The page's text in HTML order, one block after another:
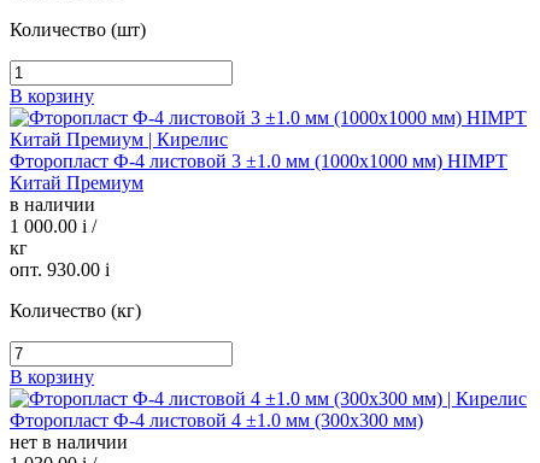
Количество (шт)
В корзину
Фторопласт Ф-4 листовой 3 ±1.0 мм (1000х1000 мм) HIMPT
Китай Премиум
в наличии
1 000.00 i /
кг
опт. 930.00 i
Количество (кг)
В корзину
Фторопласт Ф-4 листовой 4 ±1.0 мм (300х300 мм)
нет в наличии